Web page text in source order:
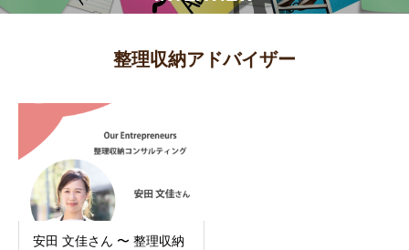
整理収納アドバイザー
安田 文佳さん 〜 整理収納